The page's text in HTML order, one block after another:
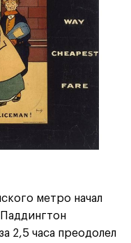
метро начал
2,5 часа преодолел